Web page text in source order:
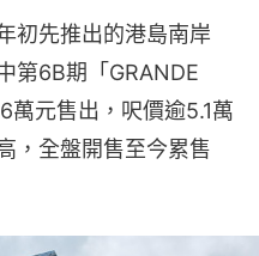
初先推出的港島南岸
第6B期「GRANDE
元售出，呎價逾5.1萬
，全盤開售至今累售